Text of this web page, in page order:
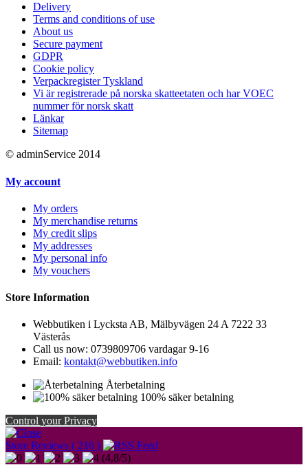
Delivery
Terms and conditions of use
About us
Secure payment
GDPR
Cookie policy
Verpackregister Tyskland
Vi är registrerade på norska skatteetaten och har VOEC
nummer för norsk skatt
Länkar
Sitemap
© adminService 2014
My account
My orders
My merchandise returns
My credit slips
My addresses
My personal info
My vouchers
Store Information
Webbutiken i Lycksta AB, Mälbyvägen 24 A 7222 33
Västerås
Call us now: 0739809706 vardagar 9-16
Email: kontakt@webbutiken.info
Återbetalning
100% säker betalning
Control your Privacy
Store Reviews ( 216 )
(4,8/5)